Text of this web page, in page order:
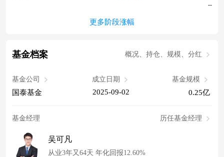
--
更多阶段涨幅
基金档案 概况、持仓、规模、分红
基金公司
国泰基金
成立日期
2025-09-02
基金规模
0.25亿
基金经理 历任基金经理
吴可凡
从业3年又64天 年化回报12.60%